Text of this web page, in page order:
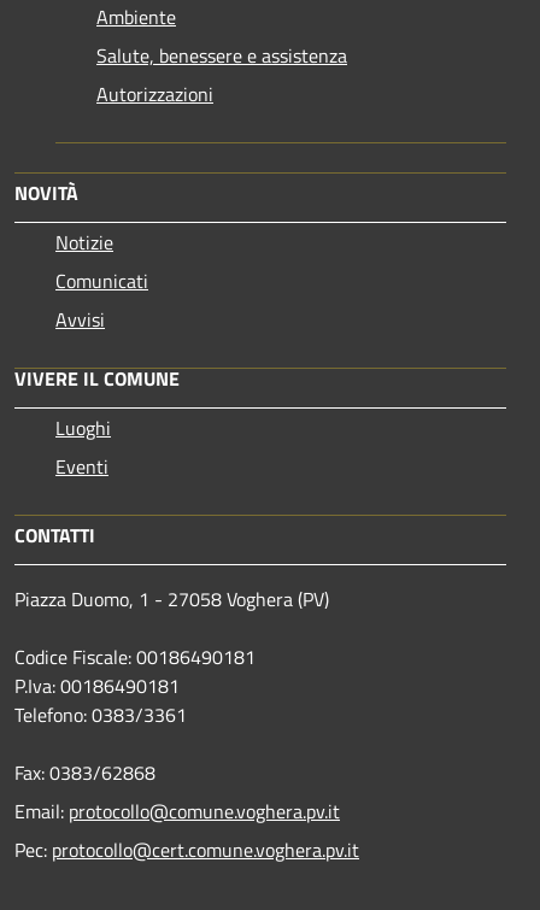
Ambiente
Salute, benessere e assistenza
Autorizzazioni
NOVITÀ
Notizie
Comunicati
Avvisi
VIVERE IL COMUNE
Luoghi
Eventi
CONTATTI
Piazza Duomo, 1 - 27058 Voghera (PV)
Codice Fiscale: 00186490181
P.Iva: 00186490181
Telefono:0383/3361
Fax:0383/62868
Email: protocollo@comune.voghera.pv.it
Pec: protocollo@cert.comune.voghera.pv.it